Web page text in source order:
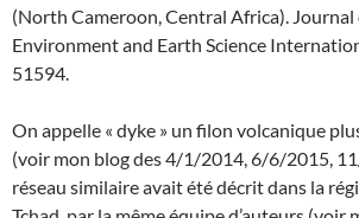
(North Cameroon, Central Africa). Journal
Environment and Earth Science
51594.
On appelle « dyke » un filon volcanique
(voir mon blog des 4/1/2014, 6/6/2015,
réseau similaire avait été décrit dans la